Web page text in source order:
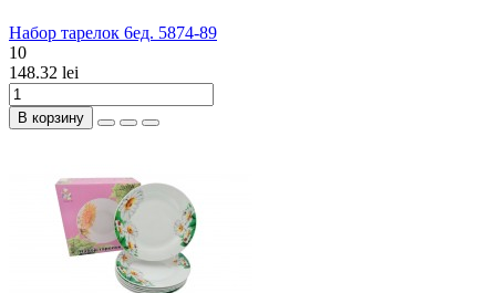
Набор тарелок 6ед. 5874-89
10
148.32 lei
В корзину